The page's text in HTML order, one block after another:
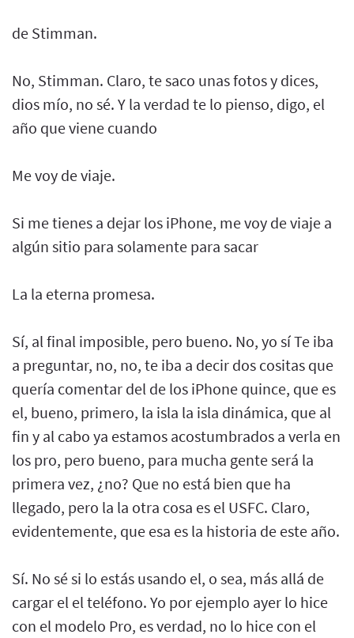
de Stimman.
No, Stimman. Claro, te saco unas fotos y dices,
dios mío, no sé. Y la verdad te lo pienso, digo, el
año que viene cuando
Me voy de viaje.
Si me tienes a dejar los iPhone, me voy de viaje a
algún sitio para solamente para sacar
La la eterna promesa.
Sí, al final imposible, pero bueno. No, yo sí Te iba
a preguntar, no, no, te iba a decir dos cositas que
quería comentar del de los iPhone quince, que es
el, bueno, primero, la isla la isla dinámica, que al
fin y al cabo ya estamos acostumbrados a verla en
los pro, pero bueno, para mucha gente será la
primera vez, ¿no? Que no está bien que ha
llegado, pero la la otra cosa es el USFC. Claro,
evidentemente, que esa es la historia de este año.
Sí. No sé si lo estás usando el, o sea, más allá de
cargar el el teléfono. Yo por ejemplo ayer lo hice
con el modelo Pro, es verdad, no lo hice con el